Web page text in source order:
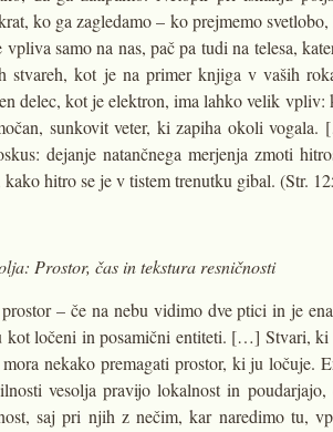
ko ga zagledamo – ko prejmemo
vpliva samo na nas, pač pa tudi na telesa,
stvareh, kot je na primer knjiga v vaših
delec, kot je elektron, ima lahko velik
sunkovit veter, ki zapiha okoli
dejanje natančnega merjenja zmoti
hitro se je v tistem trenutku gibal. (Str.
Prostor, čas in tekstura resničnosti
– če na nebu vidimo dve ptici in je
ločeni in posamični entiteti. […] Stvari, ki
nekako premagati prostor, ki ju
vesolja pravijo lokalnost in
saj pri njih z nečim, kar naredimo tu,